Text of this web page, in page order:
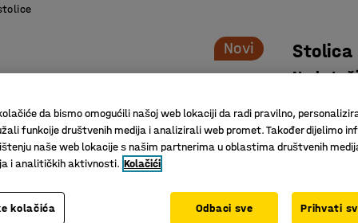
Novi Stolica
Na
Udoban
Postolje
da bismo omogućili našoj web lokaciji da radi pravilno,
funkcije društvenih medija i analizirali web promet. Također dijelimo
naše web lokacije s našim partnerima u oblastima društvenih
i analitičkih aktivnosti. Kolačići
kolačića Odbaci sve Prihvati